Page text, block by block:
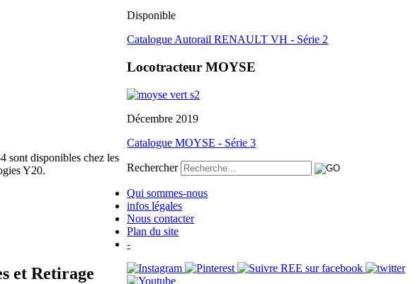
sont disponibles chez les
Y20.
et Retirage
Disponible
Catalogue Autorail RENAULT VH - Série 2
Locotracteur MOYSE
Décembre 2019
Catalogue MOYSE - Série 3
Rechercher
Qui sommes-nous
infos légales
Nous contacter
Plan du site
-